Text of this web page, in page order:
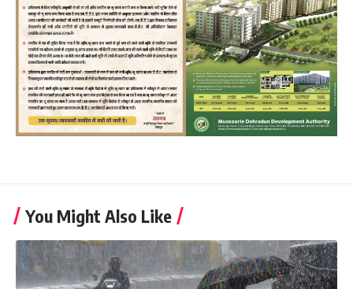
You Might Also Like